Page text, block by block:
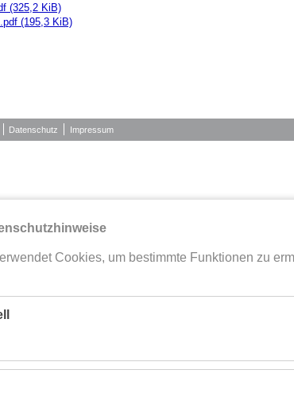
(325,2 KiB)
(195,3 KiB)
Datenschutz Impressum
Cookies, um bestimmte Funktionen zu